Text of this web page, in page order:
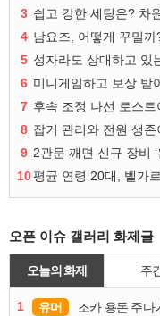
3 쉽고 강한 세팅은? 차
4 남요즈, 어떻게 꾸밀
5 성자라도 상대하고 있
6 미니게임하고 보상 받
7 후속 조정 나선 로스
8
9 2관문 깨면 신규 장비
10평균 연령 20대, 벨가
오픈 이슈 갤러리 화제글
오늘의 화제 주
1 유머 조카 용돈 주다